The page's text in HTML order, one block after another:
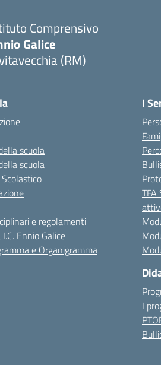
Comprensivo
Galice
(RM)
scuola
scuola
e regolamenti
Ennio Galice
e Organigramma
I
I